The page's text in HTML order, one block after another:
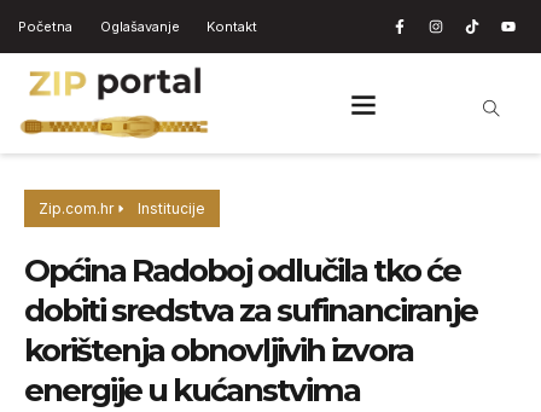
Početna Oglašavanje Kontakt
Zip.com.hr Institucije
Općina Radoboj odlučila tko će
dobiti sredstva za sufinanciranje
korištenja obnovljivih izvora
energije u kućanstvima